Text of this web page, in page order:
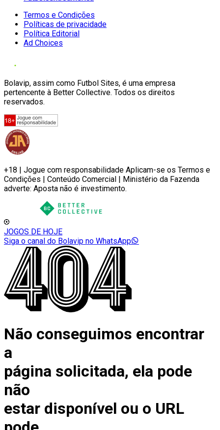
Termos e Condições
Políticas de privacidade
Política Editorial
Ad Choices
Bolavip, assim como Futbol Sites, é uma empresa
pertencente à Better Collective. Todos os direitos
reservados.
+18 | Jogue com responsabilidade Aplicam-se os Termos e
Condições | Conteúdo Comercial | Ministério da Fazenda
adverte: Aposta não é investimento.
JOGOS DE HOJE
Siga o canal do Bolavip no WhatsApp
Não conseguimos encontrar
a
página solicitada, ela pode
não
estar disponível ou o URL